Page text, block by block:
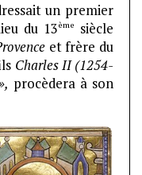
un premier
du 13ème
siècle
et frère du
Charles II (1254-
procèdera à son